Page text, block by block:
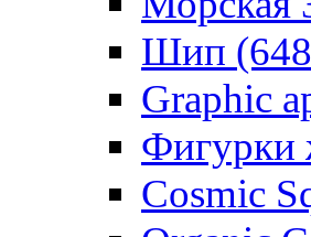
Шип
Graphic
Фигурки
Cosmic